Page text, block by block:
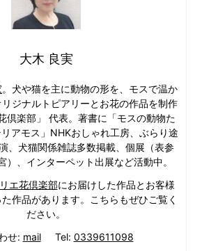
大木 良実
。犬や猫を主に動物の形を、モスで温か
ジナルトピアリーとお花の作品を制作
倶楽部」 代表。著書に「モスの動物た
アモス」NHKおしゃれ工房、ぶらり途
、犬猫関係雑誌多数掲載、個展（表参
）、インターペット出展など活動中。
エ花倶楽部にお届けした作品とお客様
作品があります。こちらもぜひご覧く
ださい。
せ: mailTel: 0339611098